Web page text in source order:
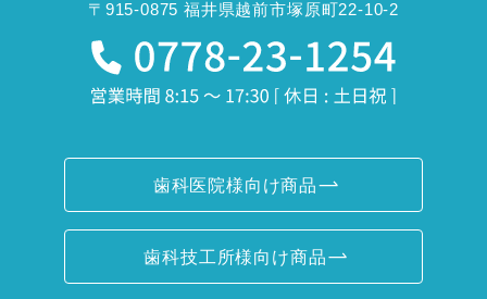
〒915-0875 福井県越前市塚原町22-10-2
歯科医院様向け商品
歯科技工所様向け商品